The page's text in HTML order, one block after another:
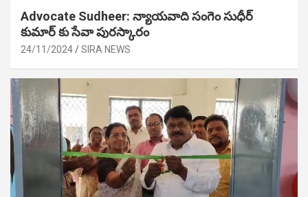
Advocate Sudheer: న్యాయవాది సంగెం సుధీర్
కుమార్ కు సేవా పురస్కారం
24/11/2024 SIRA NEWS